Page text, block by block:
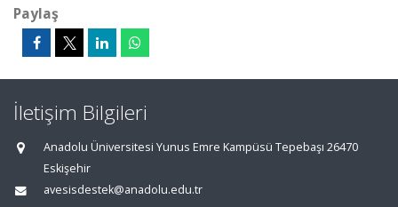
Paylaş
İletişim Bilgileri
Anadolu Üniversitesi Yunus Emre Kampüsü Tepebaşı 26470
Eskişehir
avesisdestek@anadolu.edu.tr